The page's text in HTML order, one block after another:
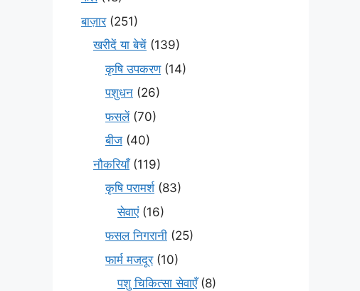
बाज़ार(251)
खरीदें या बेचें (139)
कृषि उपकरण(14)
पशुधन (26)
फसलें(70)
बीज (40)
नौकरियाँ(119)
कृषि परामर्श(83)
सेवाएं(16)
फसल निगरानी (25)
फार्म मजदूर(10)
पशु चिकित्सा सेवाएँ(8)